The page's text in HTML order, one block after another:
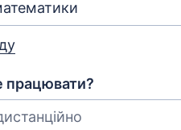
працювати?